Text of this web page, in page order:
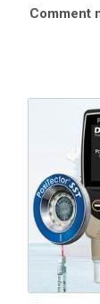
(paquet
Comment